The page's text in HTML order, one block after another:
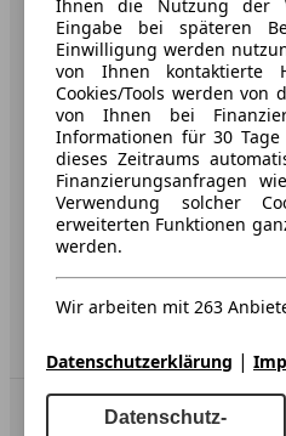
Presse
Karriere
Werbung
AGB
Datenschutz
Impressum
Erklärung zur
Service
In Verbindung bleiben
Ihnen die Nutzung der
Eingabe bei späteren
Einwilligung werden
von Ihnen kontaktierte
Cookies/Tools werden von
von Ihnen bei
Informationen für 30
dieses Zeitraums
Finanzierungsanfragen
Verwendung solcher
erweiterten Funktionen
werden.
Wir arbeiten mit 263
Datenschutzerklärung |
Datenschutz-